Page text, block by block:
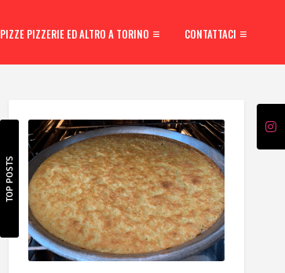
PIZZE PIZZERIE ED ALTRO A TORINO CONTATTACI
TOP POSTS